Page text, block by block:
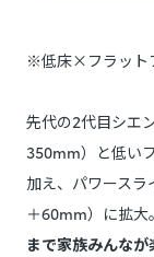
※低床×フラット
先代の2代目シエ
350mm）と低い
加え、パワース
＋60mm）に拡大
まで家族みんな